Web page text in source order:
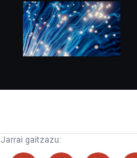
Jarrai gaitzazu: